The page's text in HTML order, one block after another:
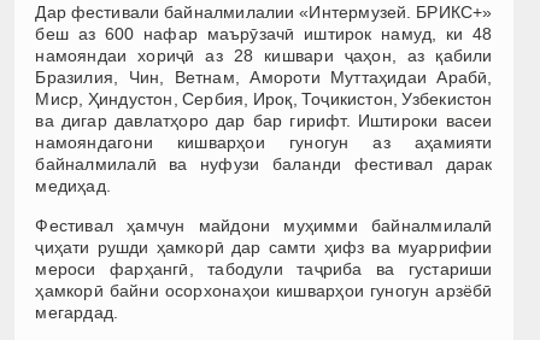
Дар фестивали байналмилалии «Интермузей. БРИКС+»
беш аз 600 нафар маърӯзачӣ иштирок намуд, ки 48
намояндаи хориҷӣ аз 28 кишвари ҷаҳон, аз қабили
Бразилия, Чин, Ветнам, Амороти Муттаҳидаи Арабӣ,
Миср, Ҳиндустон, Сербия, Ироқ, Тоҷикистон, Узбекистон
ва дигар давлатҳоро дар бар гирифт. Иштироки васеи
намояндагони кишварҳои гуногун аз аҳамияти
байналмилалӣ ва нуфузи баланди фестивал дарак
медиҳад.
Фестивал ҳамчун майдони муҳимми байналмилалӣ
ҷиҳати рушди ҳамкорӣ дар самти ҳифз ва муаррифии
мероси фарҳангӣ, табодули таҷриба ва густариши
ҳамкорӣ байни осорхонаҳои кишварҳои гуногун арзёбӣ
мегардад.